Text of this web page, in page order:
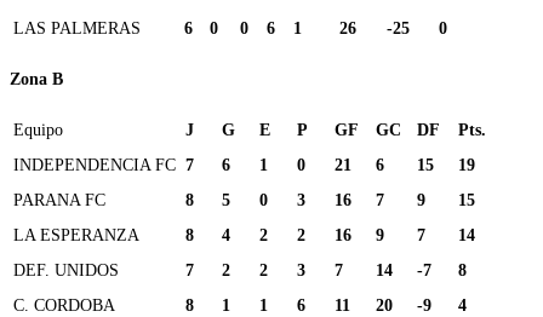
LAS PALMERAS
6 0 0 6 1 26 -25 0
Zona B
Equipo J G E P GF GC DF
Pts.
INDEPENDENCIA FC 7 6 1 0 21 6 15
19
PARANA FC
8 5 0 3 16 7 9
15
LA ESPERANZA
8 4 2 2 16 9 7
14
DEF. UNIDOS
7 2 2 3 7 14 -7
8
C. CORDOBA
8 1 1 6 11 20 -9 4